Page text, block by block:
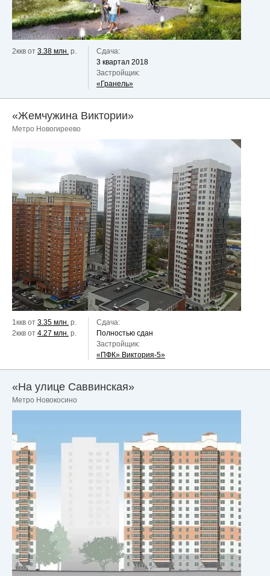
2ккв от 3.38 млн. р.
Сдача:
3 квартал 2018
Застройщик:
«Гранель»
«Жемчужина Виктории»
Метро Новогиреево
1ккв от 3.35 млн. р.
2ккв от 4.27 млн. р.
Сдача:
Полностью сдан
Застройщик:
«ПФК» Виктория-5»
«На улице Саввинская»
Метро Новокосино